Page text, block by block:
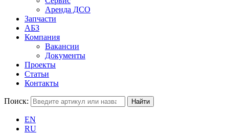
Аренда ДСО
Запчасти
АБЗ
Компания
Вакансии
Документы
Проекты
Статьи
Контакты
Поиск:
EN
RU